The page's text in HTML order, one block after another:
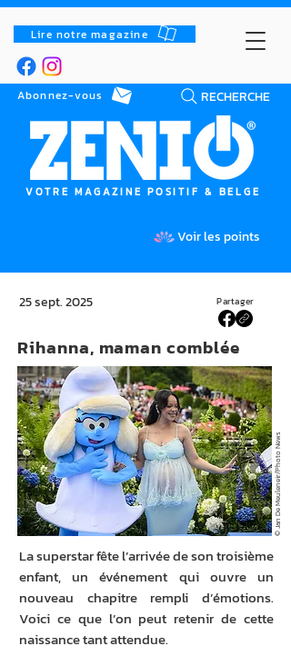
Lire notre magazine
RECHERCHE
Abonnez-vous
VOTRE MAGAZINE POSITIF & BELGE
Voir les points
Partager
25 sept. 2025
Rihanna, maman comblée
© Jan De Meuleneir/Photo News
La superstar fête l’arrivée de son troisième
enfant, un événement qui ouvre un
nouveau chapitre rempli d’émotions.
Voici ce que l’on peut retenir de cette
naissance tant attendue.